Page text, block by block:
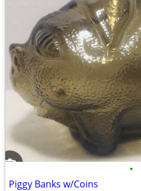
•
Piggy Banks w/Coins